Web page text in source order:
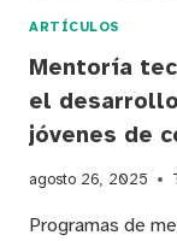
ARTÍCULOS
Mentoría
el
jóvenes de
agosto 26, 2025
Programas de